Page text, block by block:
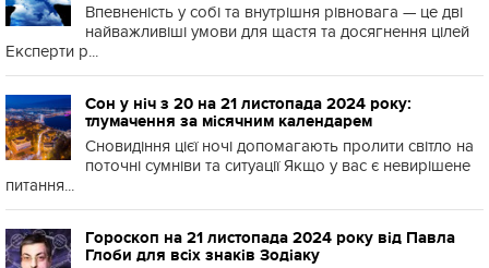
Впевненість у собі та внутрішня рівновага — це дві
найважливіші умови для щастя та досягнення цілей
Експерти р...
Сон у ніч з 20 на 21 листопада 2024 року:
тлумачення за місячним календарем
Сновидіння цієї ночі допомагають пролити світло на
поточні сумніви та ситуації Якщо у вас є невирішене
питання...
Гороскоп на 21 листопада 2024 року від Павла
Глоби для всіх знаків Зодіаку